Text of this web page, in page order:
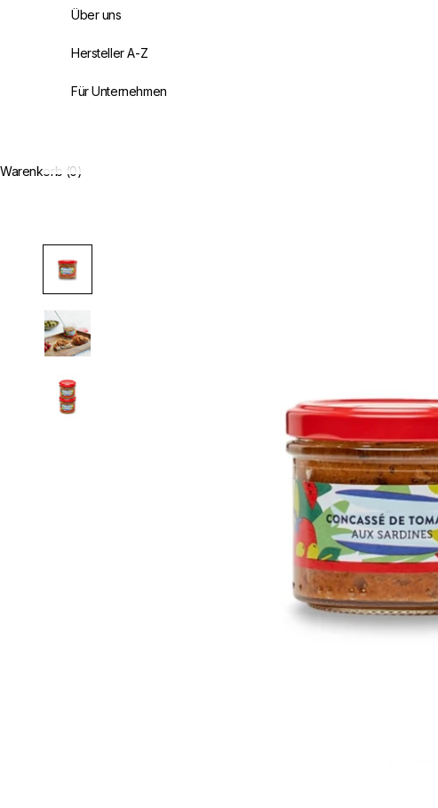
Über uns
Hersteller A-Z
Für Unternehmen
Warenkorb (0)